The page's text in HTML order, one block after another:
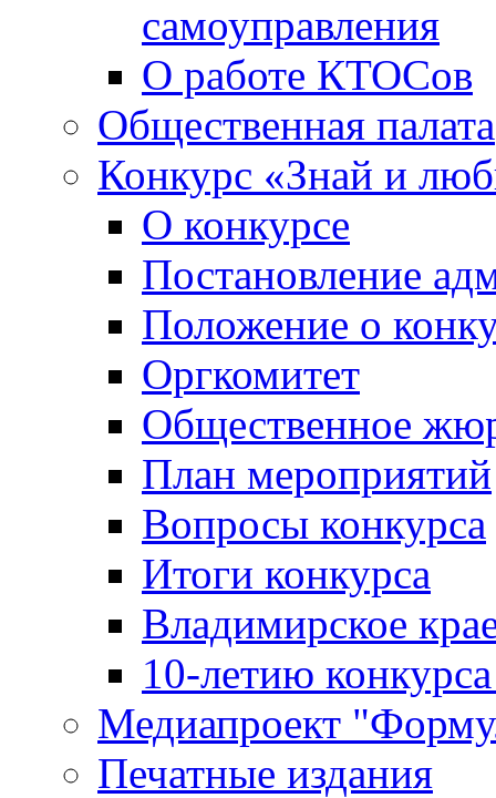
самоуправления
О работе КТОСов
Общественная палата
Конкурс «Знай и
О конкурсе
Постановление
Положение о
Оргкомитет
Общественное
План мероприятий
Вопросы конкурса
Итоги конкурса
Владимирское
10-летию
Медиапроект
Печатные издания